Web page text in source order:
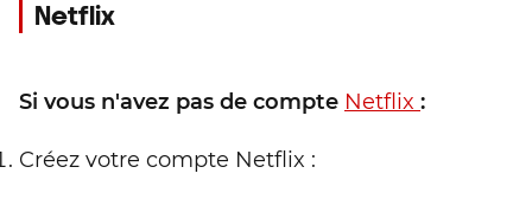
Netflix
Si vous n'avez pas de compte Netflix :
Créez votre compte Netflix :